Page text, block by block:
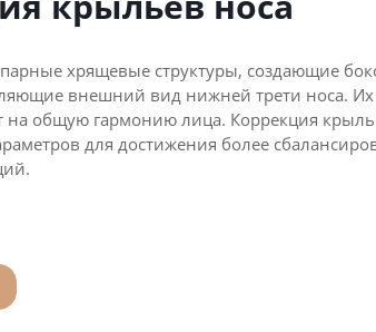
хрящевые структуры, создающие
внешний вид нижней трети носа.
на общую гармонию лица. Коррекция
для достижения более